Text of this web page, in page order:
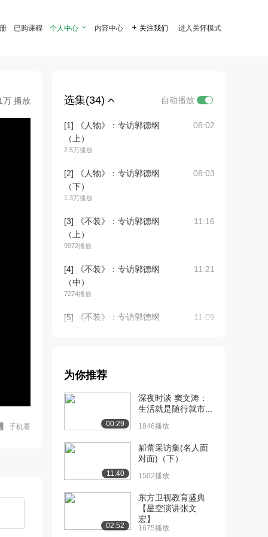
已购课程 个人中心  内容中心  关注我们 进入关怀模式
万 播放
手机看
选集(34) 自动播放
[1] 《人物》：专访郭德纲
（上）
2.5万播放
08:02
[2] 《人物》：专访郭德纲
（下）
1.3万播放
08:03
[3] 《不装》：专访郭德纲
（上）
9972播放
11:16
[4] 《不装》：专访郭德纲
（中）
7274播放
11:21
[5] 《不装》：专访郭德纲
11:09
2.0万播放
[7] 《佳访》： 郭德纲 天
待播放
[8] 《佳访》： 郭德纲 天
10:07
[9] 《佳访》： 郭德纲 天
10:03
为你推荐
00:29
深夜时谈 窦文涛：
生活就是随行就市...
1846播放
11:40
郝蕾采访集(名人面
对面)（下）
1502播放
02:52
东方卫视教育盛典
【星空演讲张文
宏】
1675播放